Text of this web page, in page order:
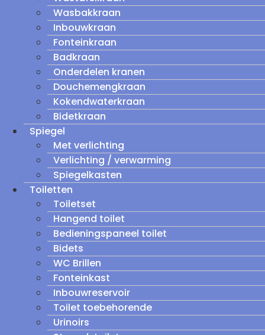
Wasbakkraan
Inbouwkraan
Fonteinkraan
Badkraan
Onderdelen kranen
Douchemengkraan
Kokendwaterkraan
Bidetkraan
Spiegel
Met verlichting
Verlichting / verwarming
Spiegelkasten
Toiletten
Toiletset
Hangend toilet
Bedieningspaneel toilet
Bidets
WC Brillen
Fonteinkast
Inbouwreservoir
Toilet toebehorende
Urinoirs